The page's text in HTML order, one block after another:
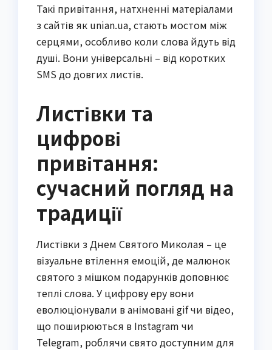
Такі привітання, натхненні матеріалами
з сайтів як unian.ua, стають мостом між
серцями, особливо коли слова йдуть від
душі. Вони універсальні – від коротких
SMS до довгих листів.
Листівки та
цифрові
привітання:
сучасний погляд на
традиції
Листівки з Днем Святого Миколая – це
візуальне втілення емоцій, де малюнок
святого з мішком подарунків доповнює
теплі слова. У цифрову еру вони
еволюціонували в анімовані gif чи відео,
що поширюються в Instagram чи
Telegram, роблячи свято доступним для